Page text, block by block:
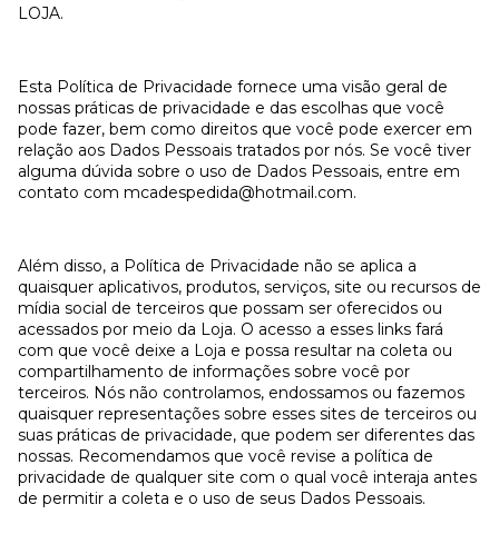
LOJA.
Esta Política de Privacidade fornece uma visão geral de
nossas práticas de privacidade e das escolhas que você
pode fazer, bem como direitos que você pode exercer em
relação aos Dados Pessoais tratados por nós. Se você tiver
alguma dúvida sobre o uso de Dados Pessoais, entre em
contato com mcadespedida@hotmail.com.
Além disso, a Política de Privacidade não se aplica a
quaisquer aplicativos, produtos, serviços, site ou recursos de
mídia social de terceiros que possam ser oferecidos ou
acessados por meio da Loja. O acesso a esses links fará
com que você deixe a Loja e possa resultar na coleta ou
compartilhamento de informações sobre você por
terceiros. Nós não controlamos, endossamos ou fazemos
quaisquer representações sobre esses sites de terceiros ou
suas práticas de privacidade, que podem ser diferentes das
nossas. Recomendamos que você revise a política de
privacidade de qualquer site com o qual você interaja antes
de permitir a coleta e o uso de seus Dados Pessoais.